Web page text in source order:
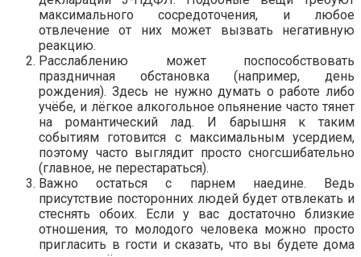
максимального сосредоточения, и любое
отвлечение от них может вызвать негативную
реакцию.
Расслаблению может поспособствовать
праздничная обстановка (например, день
рождения). Здесь не нужно думать о работе либо
учёбе, и лёгкое алкогольное опьянение часто тянет
на романтический лад. И барышня к таким
событиям готовится с максимальным усердием,
поэтому часто выглядит просто сногсшибательно
(главное, не перестараться).
Важно остаться с парнем наедине. Ведь
присутствие посторонних людей будет отвлекать и
стеснять обоих. Если у вас достаточно близкие
отношения, то молодого человека можно просто
пригласить в гости и сказать, что вы будете дома